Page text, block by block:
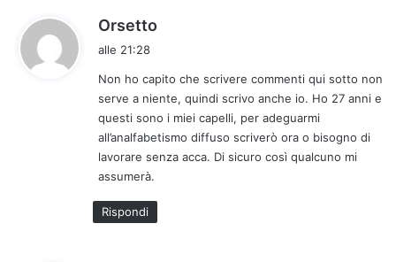
Orsetto
e
t
t
o
:
alle 21:28
Non ho capito che scrivere commenti qui sotto non
serve a niente, quindi scrivo anche io. Ho 27 anni e
questi sono i miei capelli, per adeguarmi
all’analfabetismo diffuso scriverò ora o bisogno di
lavorare senza acca. Di sicuro così qualcuno mi
assumerà.
Rispondi